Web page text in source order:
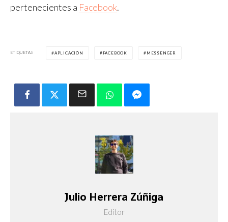
pertenecientes a Facebook.
ETIQUETAS APLICACIÓN FACEBOOK MESSENGER
Julio Herrera Zúñiga
Editor